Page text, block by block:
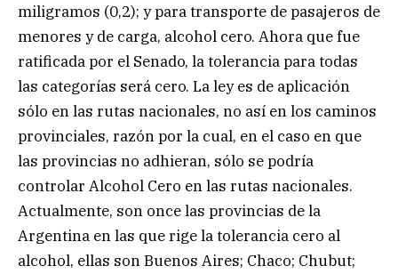
miligramos (0,2); y para transporte de pasajeros de
menores y de carga, alcohol cero. Ahora que fue
ratificada por el Senado, la tolerancia para todas
las categorías será cero. La ley es de aplicación
sólo en las rutas nacionales, no así en los caminos
provinciales, razón por la cual, en el caso en que
las provincias no adhieran, sólo se podría
controlar Alcohol Cero en las rutas nacionales.
Actualmente, son once las provincias de la
Argentina en las que rige la tolerancia cero al
alcohol, ellas son Buenos Aires; Chaco; Chubut;